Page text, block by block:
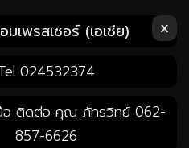
รหาเรา คลิก! x
มเพรสเซอร์ (เอเชีย)
024532374
อ ติดต่อ คุณ ภัทรวิทย์ 062-
857-6626